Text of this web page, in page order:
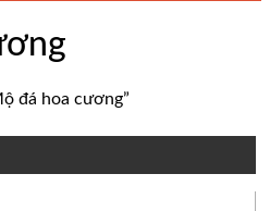
đá hoa cương”